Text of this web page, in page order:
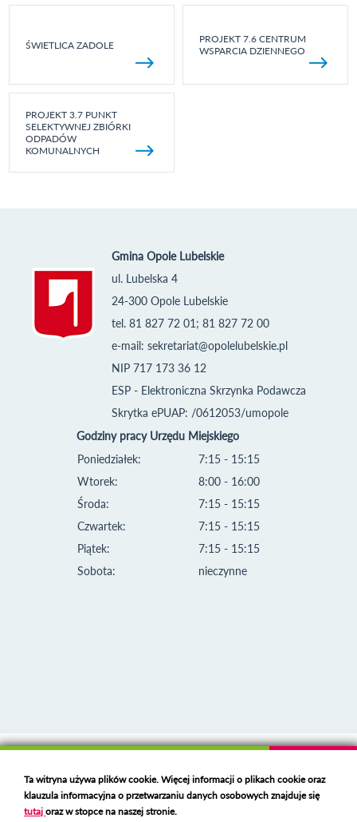
ŚWIETLICA ZADOLE
PROJEKT 7.6 CENTRUM
WSPARCIA DZIENNEGO
PROJEKT 3.7 PUNKT
SELEKTYWNEJ ZBIÓRKI
ODPADÓW
KOMUNALNYCH
Gmina Opole Lubelskie
ul. Lubelska 4
24-300 Opole Lubelskie
tel. 81 827 72 01; 81 827 72 00
e-mail: sekretariat@opolelubelskie.pl
NIP 717 173 36 12
ESP - Elektroniczna Skrzynka Podawcza
Skrytka ePUAP: /0612053/umopole
Godziny pracy Urzędu Miejskiego
Poniedziałek:
Wtorek:
Środa:
Czwartek:
Piątek:
Sobota:
7:15 - 15:15
8:00 - 16:00
7:15 - 15:15
7:15 - 15:15
7:15 - 15:15
nieczynne
Deklaracja dostępności
Polski serwer RBLhttps://polspam.pl/
Ta witryna używa plików cookie. Więcej informacji o plikach cookie oraz
klauzula informacyjna o przetwarzaniu danych osobowych znajduje się
tutajoraz w stopce na naszej stronie.